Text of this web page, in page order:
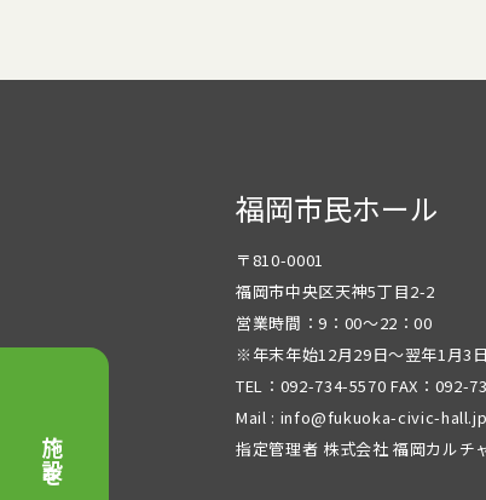
福岡市民ホール
〒810-0001
福岡市中央区天神5丁目2-2
営業時間：9：00～22：00
※年末年始12月29日～翌年1月3
TEL：092-734-5570 FAX：092-
Mail : info@fukuoka-civic-hall.jp
指定管理者 株式会社 福岡カルチ